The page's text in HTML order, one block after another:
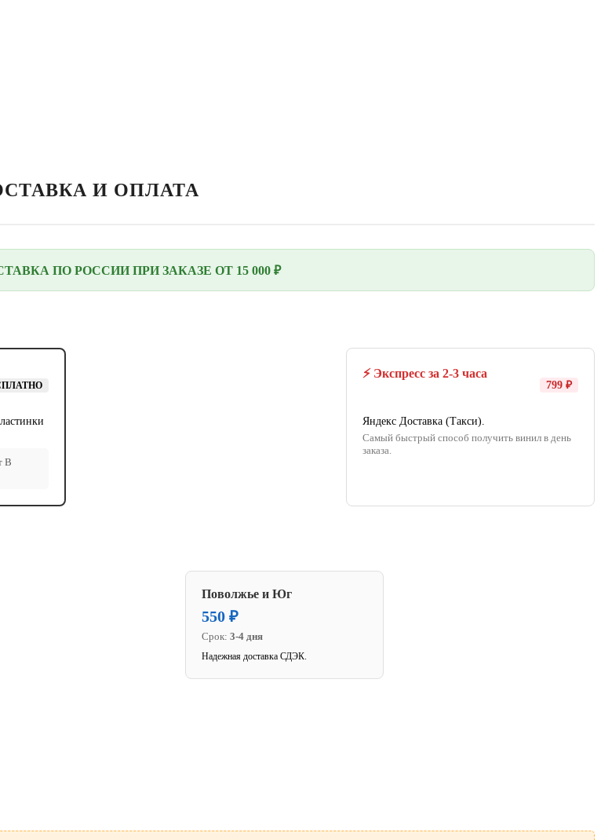
И ОПЛАТА
ПО РОССИИ ПРИ ЗАКАЗЕ ОТ 15 000 ₽
В
⚡ Экспресс за 2-3 часа
799 ₽
Яндекс Доставка (Такси).
Самый быстрый способ получить винил в день
заказа.
Поволжье и Юг
550 ₽
Срок: 3-4 дня
Надежная доставка СДЭК.